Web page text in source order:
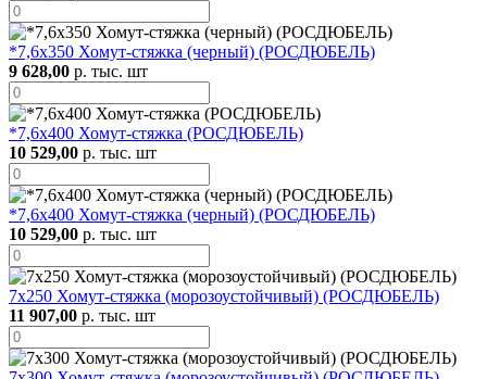
*7,6х350 Хомут-стяжка (черный) (РОСДЮБЕЛЬ)
9 628,00 р. тыс. шт
*7,6х400 Хомут-стяжка (РОСДЮБЕЛЬ)
10 529,00 р. тыс. шт
*7,6х400 Хомут-стяжка (черный) (РОСДЮБЕЛЬ)
10 529,00 р. тыс. шт
7х250 Хомут-стяжка (морозоустойчивый) (РОСДЮБЕЛЬ)
11 907,00 р. тыс. шт